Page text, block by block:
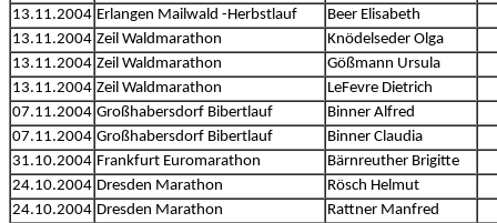
13.11.2004 Erlangen Mailwald -Herbstlauf
Beer Elisabeth
13.11.2004 Zeil Waldmarathon
Knödelseder Olga
13.11.2004 Zeil Waldmarathon
Gößmann Ursula
13.11.2004 Zeil Waldmarathon
LeFevre Dietrich
07.11.2004 Großhabersdorf Bibertlauf
Binner Alfred
07.11.2004 Großhabersdorf Bibertlauf
Binner Claudia
31.10.2004 Frankfurt Euromarathon
Bärnreuther Brigitte
24.10.2004 Dresden Marathon
Rösch Helmut
24.10.2004 Dresden Marathon
Rattner Manfred